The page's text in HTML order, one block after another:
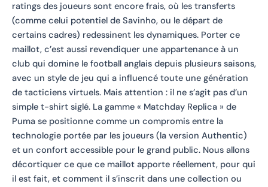
ratings des joueurs sont encore frais, où les transferts
(comme celui potentiel de Savinho, ou le départ de
certains cadres) redessinent les dynamiques. Porter ce
maillot, c’est aussi revendiquer une appartenance à un
club qui domine le football anglais depuis plusieurs saisons,
avec un style de jeu qui a influencé toute une génération
de tacticiens virtuels. Mais attention : il ne s’agit pas d’un
simple t-shirt siglé. La gamme « Matchday Replica » de
Puma se positionne comme un compromis entre la
technologie portée par les joueurs (la version Authentic)
et un confort accessible pour le grand public. Nous allons
décortiquer ce que ce maillot apporte réellement, pour qui
il est fait, et comment il s’inscrit dans une collection ou